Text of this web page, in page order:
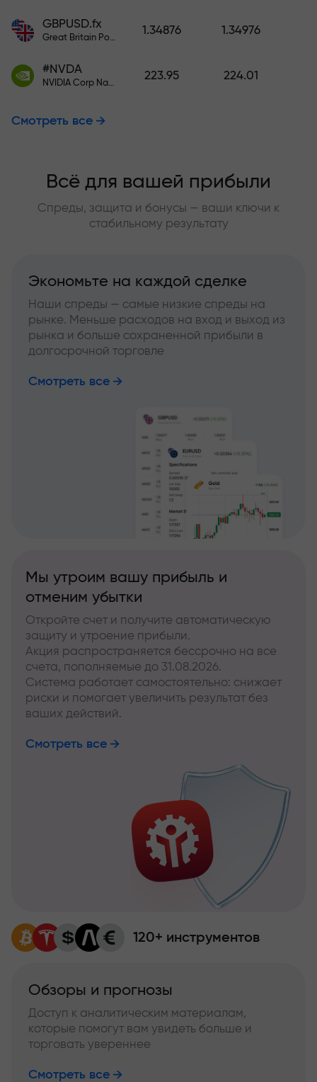
GBPUSD.fx
Great Britain Pound vs US Dollar
1.34876 1.34976
#NVDA
NVIDIA Corp Nasdaq Stock Exchange (Nasdaq) USD
223.95 224.01
Смотреть все
Всё для вашей прибыли
Спреды, защита и бонусы — ваши ключи к
стабильному результату
Экономьте на каждой сделке
Наши спреды — самые низкие спреды на
рынке. Меньше расходов на вход и выход из
рынка и больше сохраненной прибыли в
долгосрочной торговле
Смотреть все
Мы утроим вашу прибыль и
отменим убытки
Откройте счет и получите автоматическую
защиту и утроение прибыли.
Акция распространяется бессрочно на все
счета, пополняемые до 31.08.2026.
Система работает самостоятельно: снижает
риски и помогает увеличить результат без
ваших действий.
Смотреть все
120+ инструментов
Обзоры и прогнозы
Доступ к аналитическим материалам,
которые помогут вам увидеть больше и
торговать увереннее
Смотреть все